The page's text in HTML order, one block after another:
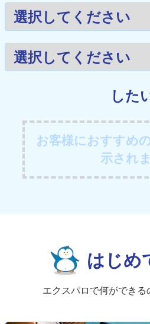
した
お客様におすすめ
示され
はじめ
エクスパロで何ができる